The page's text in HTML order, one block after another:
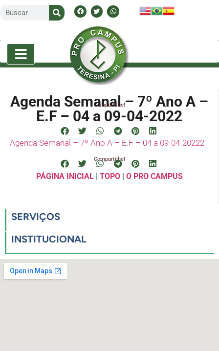
Agenda Semanal – 7º Ano A –
E.F – 04 a 09-04-2022
Compartilhe!
Agenda Semanal – 7º Ano A – E.F – 04 a 09-04-20222
Compartilhe!
PÁGINA INICIAL| TOPO| O PRO CAMPUS
SERVIÇOS
INSTITUCIONAL